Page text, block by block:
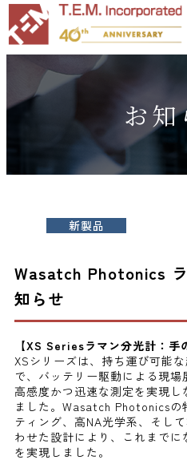
お
新製品
Wasatch Photonics
知らせ
【XS Seriesラマン分光計：手
XSシリーズは、持ち運び可能
で、バッテリー駆動による現場
高感度かつ迅速な測定を実現
ました。Wasatch Photonicsの
ティング、高NA光学系、そし
わせた設計により、これまで
を実現しました。